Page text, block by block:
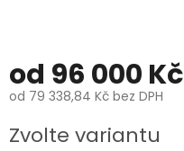
od 96 000 Kč
od 79 338,84 Kč bez DPH
cena:
Zvolte variantu